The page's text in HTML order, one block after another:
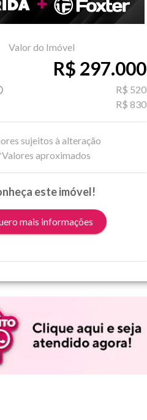
Valor do Imóvel
R$ 297.000
R$ 520
R$ 830
sujeitos à alteração
aproximados
este imóvel!
mais informações